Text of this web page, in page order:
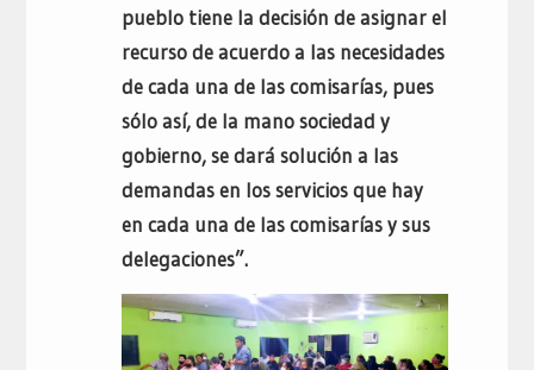
pueblo tiene la decisión de asignar el
recurso de acuerdo a las necesidades
de cada una de las comisarías, pues
sólo así, de la mano sociedad y
gobierno, se dará solución a las
demandas en los servicios que hay
en cada una de las comisarías y sus
delegaciones”.